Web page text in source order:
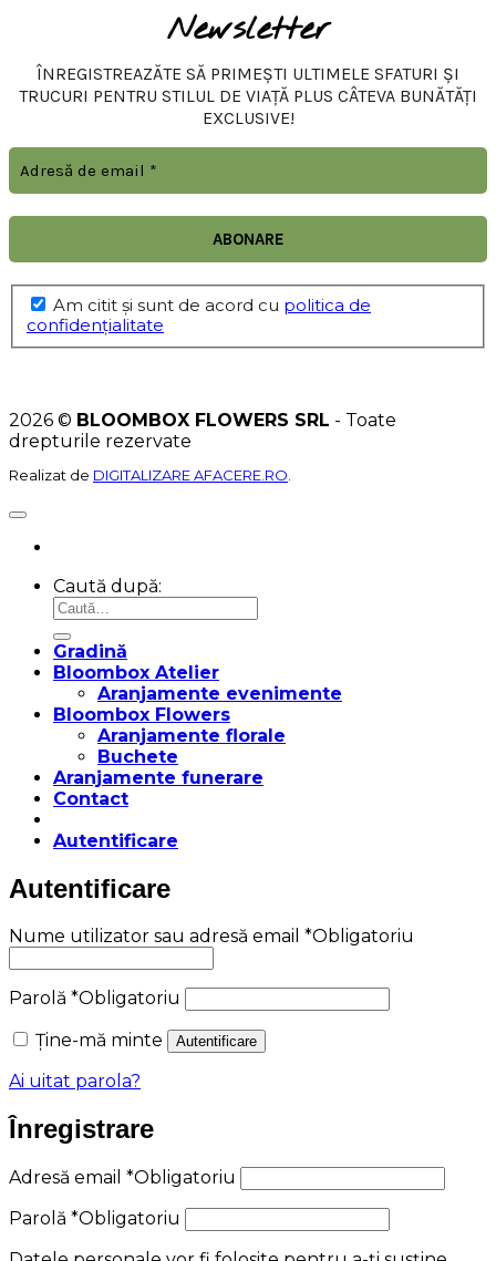
Newsletter
ÎNREGISTREAZĂTE SĂ PRIMEȘTI ULTIMELE SFATURI ȘI
TRUCURI PENTRU STILUL DE VIAȚĂ PLUS CÂTEVA BUNĂTĂȚI
EXCLUSIVE!
Am citit şi sunt de acord cu politica de
confidențialitate
2026 © BLOOMBOX FLOWERS SRL - Toate
drepturile rezervate
Realizat de DIGITALIZARE AFACERE.RO
Caută după:
Gradină
Bloombox Atelier
Aranjamente evenimente
Bloombox Flowers
Aranjamente florale
Buchete
Aranjamente funerare
Contact
Autentificare
Autentificare
Nume utilizator sau adresă email *Obligatoriu
Parolă *Obligatoriu
Ține-mă minte
Autentificare
Ai uitat parola?
Înregistrare
Adresă email *Obligatoriu
Parolă *Obligatoriu